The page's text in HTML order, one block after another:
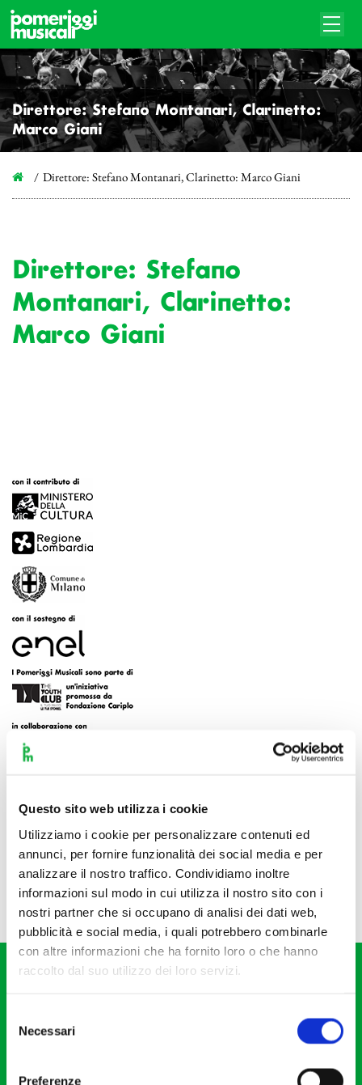
Questo sito web utilizza i cookie
Utilizziamo i cookie per personalizzare contenuti ed
annunci, per fornire funzionalità dei social media e per
analizzare il nostro traffico. Condividiamo inoltre
informazioni sul modo in cui utilizza il nostro sito con i
nostri partner che si occupano di analisi dei dati web,
pubblicità e social media, i quali potrebbero combinarle
con altre informazioni che ha fornito loro o che hanno
raccolto dal suo utilizzo dei loro servizi.
delNecessari
Preferenze
Direttore: Stefano Montanari, Clarinetto:
Marco Giani
Direttore: Stefano Montanari, Clarinetto: Marco Giani
Direttore: Stefano
Montanari, Clarinetto:
Marco Giani
Via S. Giovanni sul Muro, 2